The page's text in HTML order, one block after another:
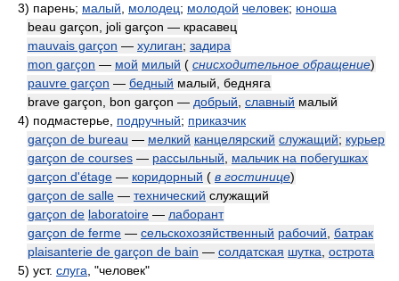
3) парень; малый молодец; молодой человек; юноша
beau garçon, joli garçon — красавец
mauvais garçon — хулиган; задира
mon garçon — мой милый ( снисходительное обращение)
pauvre garçon — бедный малый, бедняга
brave garçon, bon garçon — добрый славный малый
4) подмастерье, подручный; приказчик
garçon de bureau — мелкий канцелярский служащий; курьер
garçon de courses — рассыльный
мальчик на побегушках
garçon d'étage — коридорный ( в гостинице)
garçon de salle — технический служащий
garçon de laboratoire — лаборант
garçon de ferme — сельскохозяйственный рабочий батрак
plaisanterie de garçon de bain — солдатская шутка острота
5) уст. слуга , "человек"